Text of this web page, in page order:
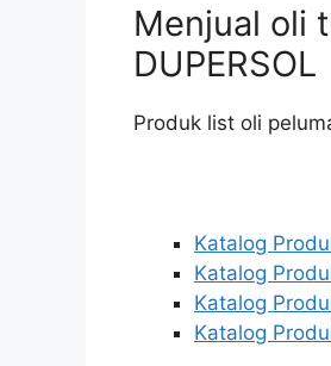
Menjual oli
DUPERSOL
Produk list oli
Katalog
Katalog
Katalog
Katalog